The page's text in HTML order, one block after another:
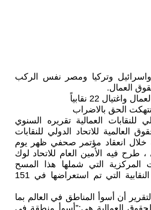
وتركيا ومصر نفس الركب
العمال.
22 نقابياً
للنقابات العمالية تقريره السنوي
العالمية للاتحاد الدولي للنقابات
“ وذلك خلال انعقاد مؤتمر صحفي ظهر يوم
، طرح فيه الأمين العام للاتحاد لوك
المركزية التي شملها هذا المسح
بخصوص الأوضاع النقابية التي تم استعراضها في 151
أن أسوأ المناطق في العالم بما